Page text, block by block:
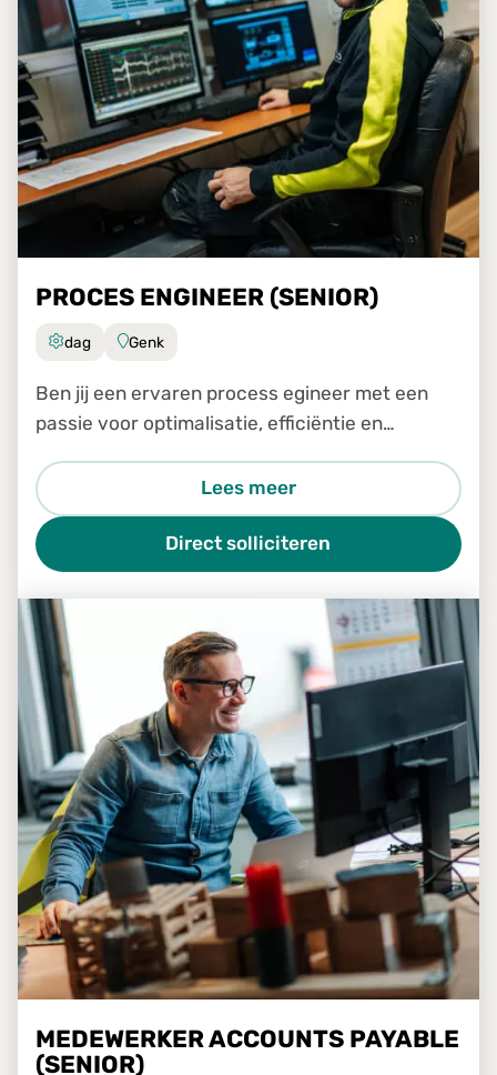
PROCES ENGINEER (SENIOR)
dag Genk
Ben jij een ervaren process egineer met een
passie voor optimalisatie, efficiëntie en
transformatieteam een sleutelrol spelen in het
analyseren, verbeteren e
Lees meer
Direct solliciteren
MEDEWERKER ACCOUNTS PAYABLE
(SENIOR)